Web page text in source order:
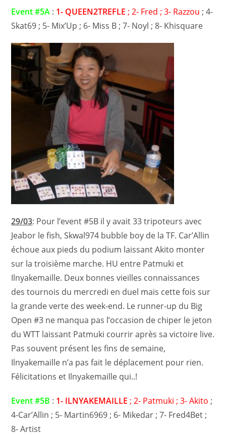
Event #5A : 1- QUEEN2TREFLE ; 2- Fred ; 3- Razzou ; 4-
Skat69 ; 5- Mix’Up ; 6- Miss B ; 7- Noyl ; 8- Khisquare
29/03: Pour l’event #5B il y avait 33 tripoteurs avec
Jeabor le fish, Skwal974 bubble boy de la TF. Car’Allin
échoue aux pieds du podium laissant Akito monter
sur la troisième marche. HU entre Patmuki et
Ilnyakemaille. Deux bonnes vieilles connaissances
des tournois du mercredi en duel mais cette fois sur
la grande verte des week-end. Le runner-up du Big
Open #3 ne manqua pas l’occasion de chiper le jeton
du WTT laissant Patmuki courrir après sa victoire live.
Pas souvent présent les fins de semaine,
Ilnyakemaille n’a pas fait le déplacement pour rien.
Félicitations et Ilnyakemaille qui..!
Event #5B : 1- ILNYAKEMAILLE ; 2- Patmuki ; 3- Akito ;
4-Car’Allin ; 5- Martin6969 ; 6- Mikedar ; 7- Fred4Bet ;
8- Artist